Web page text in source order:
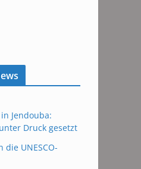
Jendouba:
Druck gesetzt
UNESCO-